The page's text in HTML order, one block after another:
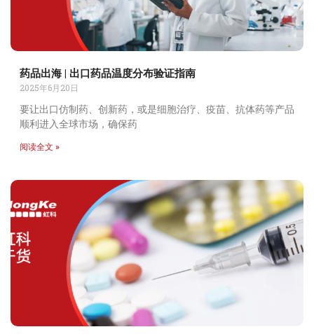
药品出海 | 出口药品温度分布验证指南
2025年6月20日
要让出口仿制药、创新药，或是细胞治疗、疫苗、抗体药等产品
顺利进入全球市场，确保药
阅读全文 »